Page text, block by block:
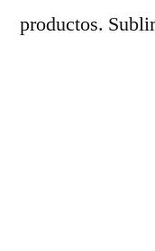
productos.